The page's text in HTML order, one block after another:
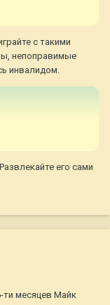
с такими
непоправимые
инвалидом.
его сами
ти месяцев Майк